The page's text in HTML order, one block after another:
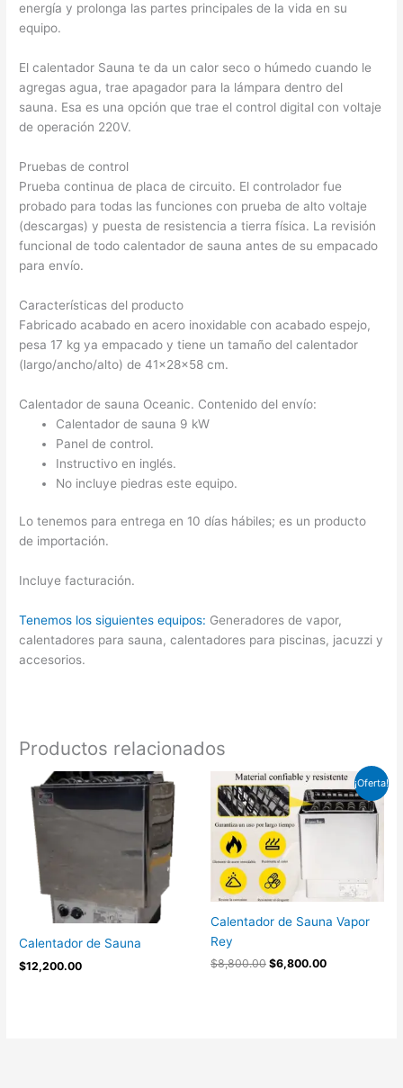
energía y prolonga las partes principales de la vida en su
equipo.
El calentador Sauna te da un calor seco o húmedo cuando le
agregas agua, trae apagador para la lámpara dentro del
sauna. Esa es una opción que trae el control digital con voltaje
de operación 220V.
Pruebas de control
Prueba continua de placa de circuito. El controlador fue
probado para todas las funciones con prueba de alto voltaje
(descargas) y puesta de resistencia a tierra física. La revisión
funcional de todo calentador de sauna antes de su empacado
para envío.
Características del producto
Fabricado acabado en acero inoxidable con acabado espejo,
pesa 17 kg ya empacado y tiene un tamaño del calentador
(largo/ancho/alto) de 41x28x58 cm.
Calentador de sauna Oceanic. Contenido del envío:
Calentador de sauna 9 kW
Panel de control.
Instructivo en inglés.
No incluye piedras este equipo.
Lo tenemos para entrega en 10 días hábiles; es un producto
de importación.
Incluye facturación.
Tenemos los siguientes equipos: Generadores de vapor,
calentadores para sauna, calentadores para piscinas, jacuzzi y
accesorios.
Productos relacionados
Calentador de Sauna
$12,200.00
¡Oferta!
Calentador de Sauna Vapor
Rey
$8,800.00
El
precio
original
era:
$8,800.00.
$6,800.00
El
precio
actual
$6,800.00.